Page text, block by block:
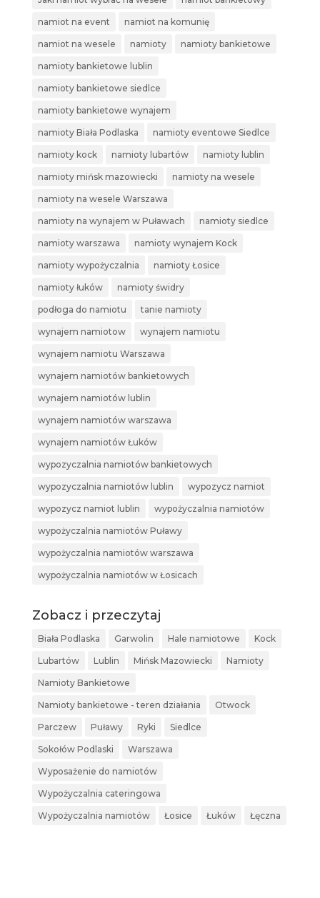
namiot na event namiot na komunię
namiot na wesele namioty namioty bankietowe
namioty bankietowe lublin
namioty bankietowe siedlce
namioty bankietowe wynajem
namioty Biała Podlaska namioty eventowe Siedlce
namioty kock namioty lubartów namioty lublin
namioty mińsk mazowiecki namioty na wesele
namioty na wesele Warszawa
namioty na wynajem w Puławach namioty siedlce
namioty warszawa namioty wynajem Kock
namioty wypożyczalnia namioty Łosice
namioty łuków namioty świdry
podłoga do namiotu tanie namioty
wynajem namiotow wynajem namiotu
wynajem namiotu Warszawa
wynajem namiotów bankietowych
wynajem namiotów lublin
wynajem namiotów warszawa
wynajem namiotów Łuków
wypozyczalnia namiotów bankietowych
wypozyczalnia namiotów lublin wypozycz namiot
wypozycz namiot lublin wypożyczalnia namiotów
wypożyczalnia namiotów Puławy
wypożyczalnia namiotów warszawa
wypożyczalnia namiotów w Łosicach
Zobacz i przeczytaj
Biała Podlaska Garwolin Hale namiotowe Kock
Lubartów Lublin Mińsk Mazowiecki Namioty
Namioty Bankietowe
Namioty bankietowe - teren działania Otwock
Parczew Puławy Ryki Siedlce
Sokołów Podlaski Warszawa
Wyposażenie do namiotów
Wypożyczalnia cateringowa
Wypożyczalnia namiotów Łosice Łuków Łęczna